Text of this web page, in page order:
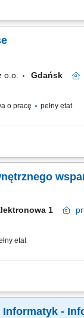
ze
o.o. Gdańsk
o pracę pełny etat
updates for any
1​​
etat
ze
Informatyk -